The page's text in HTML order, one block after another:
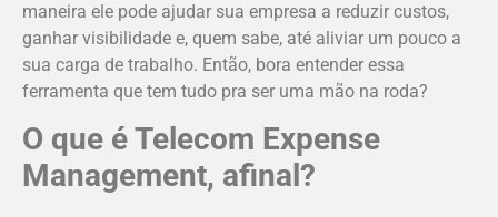
maneira ele pode ajudar sua empresa a reduzir custos,
ganhar visibilidade e, quem sabe, até aliviar um pouco a
sua carga de trabalho. Então, bora entender essa
ferramenta que tem tudo pra ser uma mão na roda?
O que é Telecom Expense
Management, afinal?